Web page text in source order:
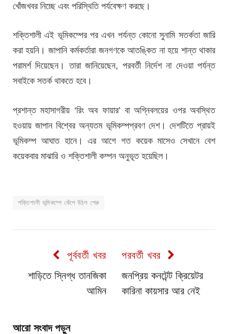
খোঁজখবর নিচ্ছে এবং পরিস্থিতি পর্যবেক্ষণ করছে।
শক্তিশালী এই ভূমিকম্পের পর এখন পর্যন্ত কোনো সুনামি সতর্কতা জারি
করা হয়নি। জাপানি কর্মকর্তারা জনগণকে আতঙ্কিত না হয়ে শান্ত থাকার
পরামর্শ দিয়েছেন। তারা জানিয়েছেন, পরবর্তী নির্দেশ না দেওয়া পর্যন্ত
সবাইকে সতর্ক থাকতে হবে।
প্রশান্ত মহাসাগরীয় ‘রিং অব ফায়ার’ বা অগ্নিবলয়ের ওপর অবস্থিত
হওয়ায় জাপান বিশ্বের অন্যতম ভূমিকম্পপ্রবণ দেশ। দেশটিতে প্রায়ই
ভূমিকম্প আঘাত হানে। এর আগে গত কয়েক মাসেও সেখানে বেশ
কয়েকবার মাঝারি ও শক্তিশালী কম্পন অনুভূত হয়েছিল।
শক্তিশালী ভূমিকম্পে কেঁপে উঠল পেরু
পূর্ববর্তী খবর
শাড়িতে স্নিগ্ধ তানজিকা
আমিন
পরবর্তী খবর
জনপ্রিয় কনটেন্ট ক্রিয়েটর
কারিনা কায়সার আর নেই
আরো সংবাদ পড়ুন